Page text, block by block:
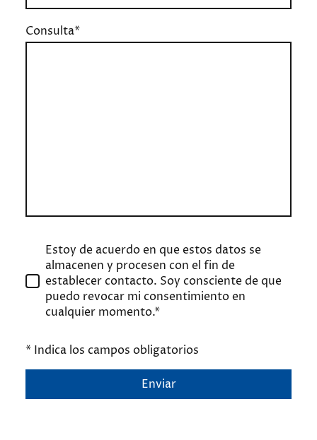
Consulta*
Estoy de acuerdo en que estos datos se
almacenen y procesen con el fin de
establecer contacto. Soy consciente de que
puedo revocar mi consentimiento en
cualquier momento.*
* Indica los campos obligatorios
Enviar